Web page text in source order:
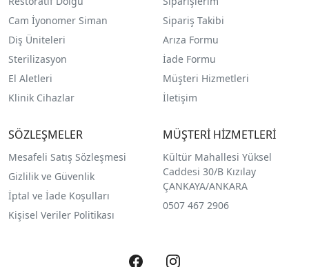
Cam İyonomer Siman
Diş Üniteleri
Sterilizasyon
El Aletleri
Klinik Cihazlar
Sipariş Takibi
Arıza Formu
İade Formu
Müşteri Hizmetleri
İletişim
SÖZLEŞMELER
Mesafeli Satış Sözleşmesi
Gizlilik ve Güvenlik
İptal ve İade Koşulları
Kişisel Veriler Politikası
MÜŞTERİ HİZMETLERİ
Kültür Mahallesi Yüksel
Caddesi 30/B Kızılay
ÇANKAYA/ANKARA
0507 467 2906